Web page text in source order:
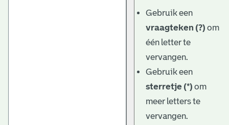
Gebruik een
vraagteken (?) om
één letter te
vervangen.
Gebruik een
sterretje (*) om
meer letters te
vervangen.